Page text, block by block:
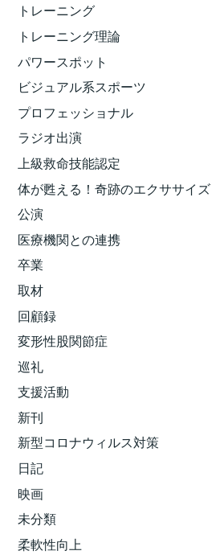
トレーニング
トレーニング理論
パワースポット
ビジュアル系スポーツ
プロフェッショナル
ラジオ出演
上級救命技能認定
体が甦える！奇跡のエクササイズ
公演
医療機関との連携
卒業
取材
回顧録
変形性股関節症
巡礼
支援活動
新刊
新型コロナウィルス対策
日記
映画
未分類
柔軟性向上